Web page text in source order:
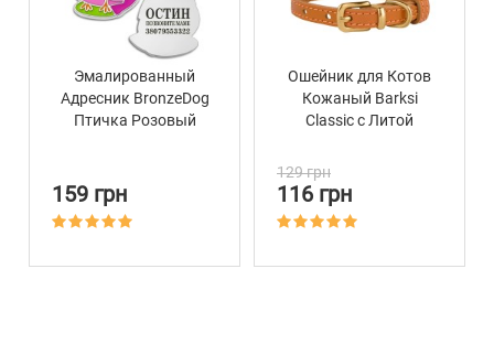
Эмалированный
Адресник BronzeDog
Птичка Розовый
159 грн
Ошейник для Котов
Кожаный Barksi
Classic с Литой
129 грн
116 грн